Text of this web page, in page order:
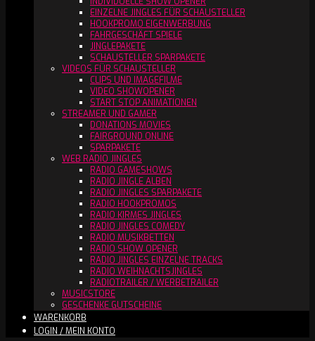
EINZELNE JINGLES FÜR SCHAUSTELLER
HOOKPROMO EIGENWERBUNG
FAHRGESCHÄFT SPIELE
JINGLEPAKETE
SCHAUSTELLER SPARPAKETE
VIDEOS FÜR SCHAUSTELLER
CLIPS UND IMAGEFILME
VIDEO SHOWOPENER
START STOP ANIMATIONEN
STREAMER UND GAMER
DONATIONS MOVIES
FAIRGROUND ONLINE
SPARPAKETE
WEB RADIO JINGLES
RADIO GAMESHOWS
RADIO JINGLE ALBEN
RADIO JINGLES SPARPAKETE
RADIO HOOKPROMOS
RADIO KIRMES JINGLES
RADIO JINGLES COMEDY
RADIO MUSIKBETTEN
RADIO SHOW OPENER
RADIO JINGLES EINZELNE TRACKS
RADIO WEIHNACHTSJINGLES
RADIOTRAILER / WERBETRAILER
MUSICSTORE
GESCHENKE GUTSCHEINE
WARENKORB
LOGIN / MEIN KONTO